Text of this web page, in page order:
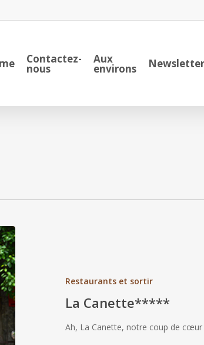
Contactez-
nous
Aux
environs Newsletter
Restaurants et sortir
La Canette*****
Ah, La Canette, notre coup de